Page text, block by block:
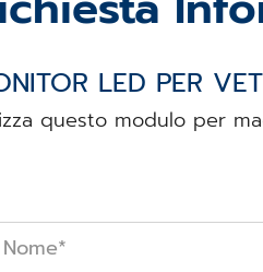
LED PER
questo modulo per
Nome*